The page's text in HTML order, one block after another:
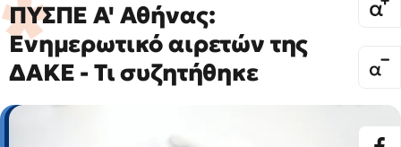
ΠΥΣΠΕ Α' Αθήνας:
Ενημερωτικό αιρετών της
ΔΑΚΕ - Τι συζητήθηκε